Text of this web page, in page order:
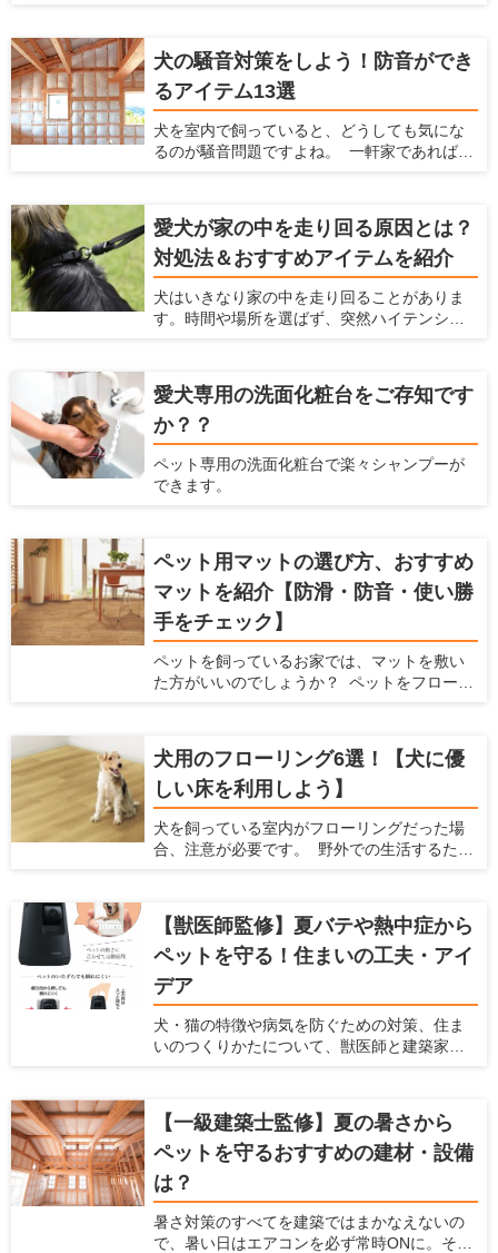
声が周りに漏れたりするのも、壁が原因のこ
とがあります。 だからこそ、ペットを飼う時
にはこういった悩みを解決してくれる壁材を
選ぶ必要があります。 この記事では、ペット
を飼う家におすすめの壁材を紹介するととも
に、愛犬家住宅だからこそ知っている壁材の
犬の騒音対策をしよう！防音ができ
るアイテム13選
犬を室内で飼っていると、どうしても気にな
るのが騒音問題ですよね。 一軒家であれば周
す。 犬を飼っている時の騒音問題に対策する
ための方法、商品をここでは紹介します。
愛犬が家の中を走り回る原因とは？
対処法＆おすすめアイテムを紹介
犬はいきなり家の中を走り回ることがありま
す。時間や場所を選ばず、突然ハイテンショ
への迷惑が気になりますし、鳴いたり唸った
りしながら走ると近所への迷惑も気になりま
す。何より愛犬の健康に問題ないか心配にな
ると思います。この記事では、犬が家の中を
走り回るいくつかの原因を説明するととも
に、具体的な対処法を解説します。
愛犬専用の洗面化粧台をご存知です
か？？
ペット専用の洗面化粧台で楽々シャンプーが
できます。
ペット用マットの選び方、おすすめ
マットを紹介【防滑・防音・使い勝
手をチェック】
ペットを飼っているお家では、マットを敷い
た方がいいのでしょうか？ ペットをフローリ
な不都合が出てきます。 そんな時には、マッ
トを敷くことで解決できる場合があります。
ここでは、ペット用のマットを敷いた方がい
い場合と、マットを選ぶ時に注意すべきポイ
ント、おすすめのペット用マットを紹介しま
す。 あらゆるメーカーの商品をチェックして
犬用のフローリング6選！【犬に優
しい床を利用しよう】
犬を飼っている室内がフローリングだった場
合、注意が必要です。 野外での生活するため
は犬の体にダメージを与えますし、将来の病
気を引き起こす可能性もあるのです。 犬を飼
われている愛犬家の方は、犬用のフローリン
グに変えることを検討してみてはいかがで
しょうか。 この記事では、フローリングが犬
に与えるダメージを紹介するとともに、愛犬
家住宅だからこそわかる「犬に優しいフロー
【獣医師監修】夏バテや熱中症から
ペットを守る！住まいの工夫・アイ
デア
犬・猫の特徴や病気を防ぐための対策、住ま
いのつくりかたについて、獣医師と建築家の
【一級建築士監修】夏の暑さから
ペットを守るおすすめの建材・設備
は？
暑さ対策のすべてを建築ではまかなえないの
で、暑い日はエアコンを必ず常時ONに。そこ